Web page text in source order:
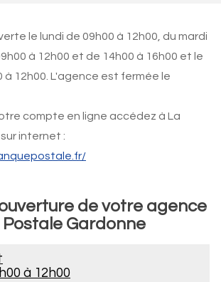
le lundi de 09h00 à 12h00, du mardi
à 12h00 et de 14h00 à 16h00 et le
à 12h00. L'agence est fermée le
compte en ligne accédez à La
internet :
de votre agence
Postale Gardonne
à 12h00